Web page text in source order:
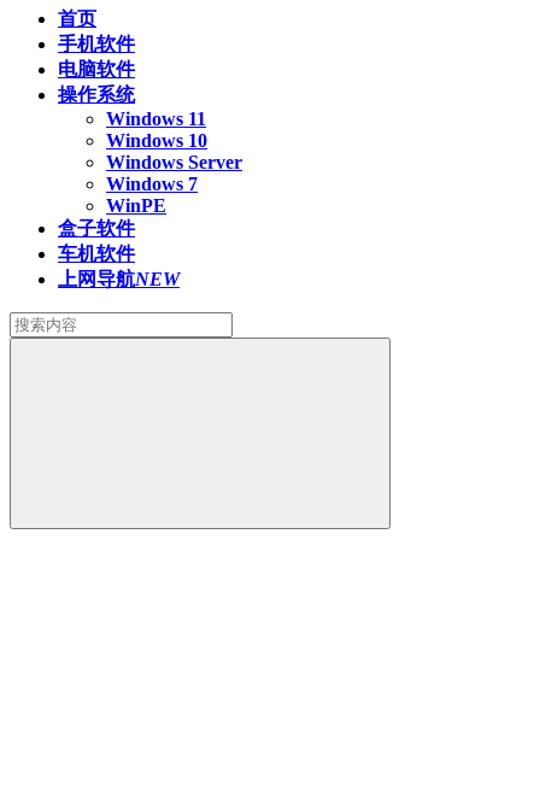
首页
手机软件
电脑软件
操作系统
Windows 11
Windows 10
Windows Server
Windows 7
WinPE
盒子软件
车机软件
上网导航NEW